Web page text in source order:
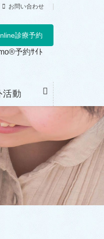
お問い合わせ
診療予約
予約ｻｲﾄ
活動